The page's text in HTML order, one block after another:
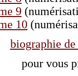
9
10
biographie
pour vous